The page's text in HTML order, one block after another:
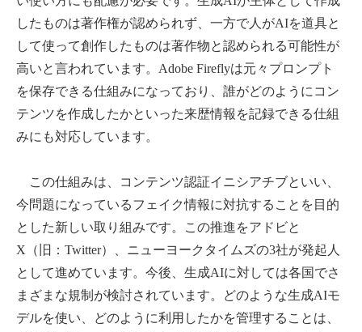
したものは著作権が認められず、一方で人がAIを道具と
して使って創作したものは著作物と認められる可能性が
高いと言われています。Adobe Fireflyは元々プロンプト
を保存できる仕組みになっており、誰がどのようにコン
テンツを作成したかといった来歴情報を記録できる仕組
みにも対応しています。
この仕組みは、コンテンツ認証イニシアチブといい、
今問題になっているフェイク情報に対抗することを目的
とした新しい取り組みです。この推進をアドビと
X（旧：Twitter）、ニューヨークタイムズの3社が発起人
として進めています。今後、生成AIに対しては各国でさ
まざまな規制が検討されています。どのような生成AIモ
デルを使い、どのように利用したかを管理することは、